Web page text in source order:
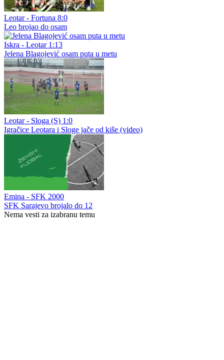
Leotar - Fortuna 8:0
Leo brojao do osam
Iskra - Leotar 1:13
Jelena Blagojević osam puta u metu
Leotar - Sloga (S) 1:0
Igračice Leotara i Sloge jače od kiše (video)
Emina - SFK 2000
SFK Sarajevo brojalo do 12
Nema vesti za izabranu temu